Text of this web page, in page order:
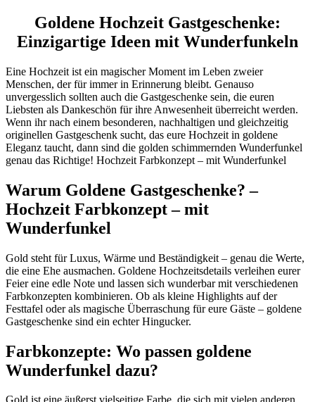
Goldene Hochzeit Gastgeschenke:
Einzigartige Ideen mit Wunderfunkeln
Eine Hochzeit ist ein magischer Moment im Leben zweier
Menschen, der für immer in Erinnerung bleibt. Genauso
unvergesslich sollten auch die Gastgeschenke sein, die euren
Liebsten als Dankeschön für ihre Anwesenheit überreicht werden.
Wenn ihr nach einem besonderen, nachhaltigen und gleichzeitig
originellen Gastgeschenk sucht, das eure Hochzeit in goldene
Eleganz taucht, dann sind die golden schimmernden Wunderfunkel
genau das Richtige! Hochzeit Farbkonzept – mit Wunderfunkel
Warum Goldene Gastgeschenke? –
Hochzeit Farbkonzept – mit
Wunderfunkel
Gold steht für Luxus, Wärme und Beständigkeit – genau die Werte,
die eine Ehe ausmachen. Goldene Hochzeitsdetails verleihen eurer
Feier eine edle Note und lassen sich wunderbar mit verschiedenen
Farbkonzepten kombinieren. Ob als kleine Highlights auf der
Festtafel oder als magische Überraschung für eure Gäste – goldene
Gastgeschenke sind ein echter Hingucker.
Farbkonzepte: Wo passen goldene
Wunderfunkel dazu?